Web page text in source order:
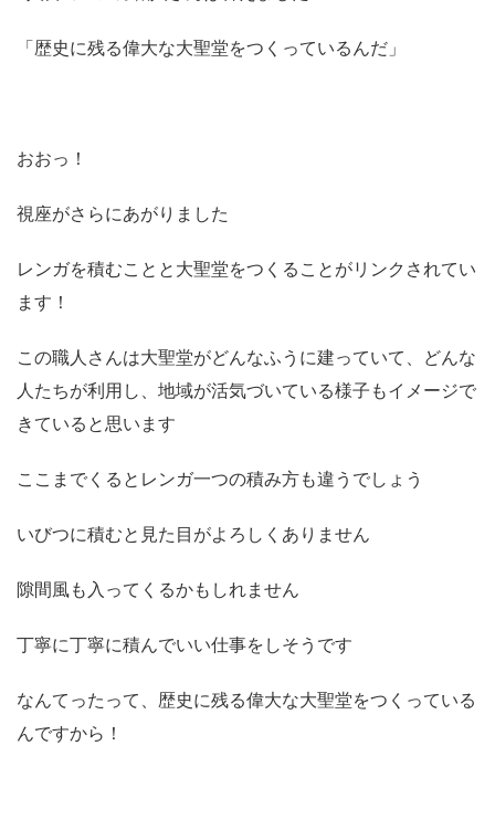
「歴史に残る偉大な大聖堂をつくっているんだ」
おおっ！
視座がさらにあがりました
レンガを積むことと大聖堂をつくることがリンクされてい
ます！
この職人さんは大聖堂がどんなふうに建っていて、どんな
人たちが利用し、地域が活気づいている様子もイメージで
きていると思います
ここまでくるとレンガ一つの積み方も違うでしょう
いびつに積むと見た目がよろしくありません
隙間風も入ってくるかもしれません
丁寧に丁寧に積んでいい仕事をしそうです
なんてったって、歴史に残る偉大な大聖堂をつくっている
んですから！